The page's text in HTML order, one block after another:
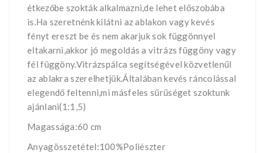
étkezőbe szokták alkalmazni,de lehet előszobába
is.Ha szeretnénk kilátni az ablakon vagy kevés
fényt ereszt be és nem akarjuk sok függönnyel
eltakarni,akkor jó megoldás a vitrázs függöny vagy
fél függöny.Vitrázspálca segítségével közvetlenűl
az ablakra szerelhetjük.Általában kevés ráncolással
elegendő feltenni,mi másfeles sűrűséget szoktunk
ajánlani(1:1,5)
Magassága:60 cm
Anyagösszetétel:100%Poliészter